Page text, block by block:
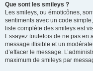
Que sont les smileys ?
Les smileys, ou émoticônes,
sentiments avec un code
liste complète des smileys est
Essayez toutefois de ne pas en
message illisible et un
d’effacer le message.
maximum de smileys par